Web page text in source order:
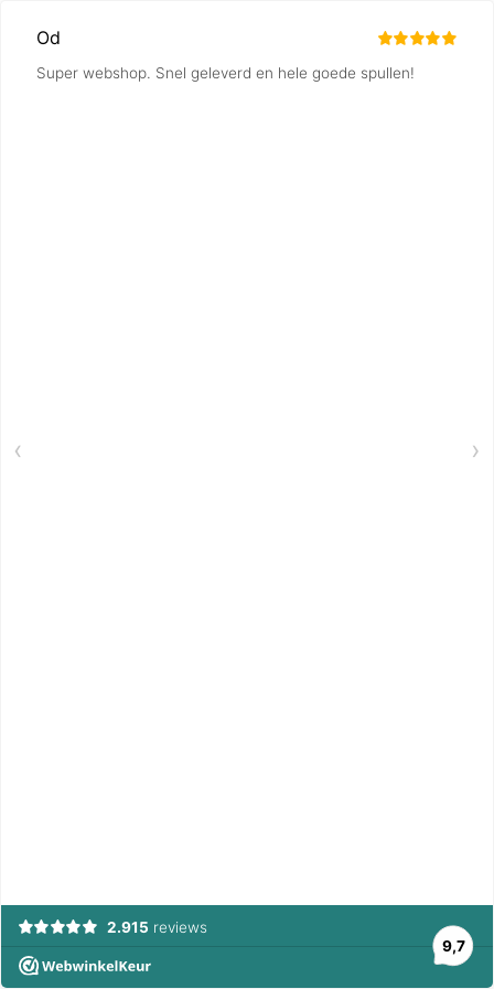
Od
Super webshop. Snel geleverd en hele goede spullen!
‹ ›
2.915 reviews
9,7